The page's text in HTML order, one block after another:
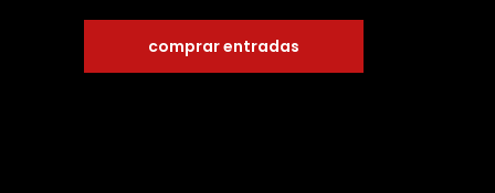
comprar entradas